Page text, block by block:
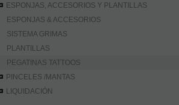
ESPONJAS, ACCESORIOS Y PLANTILLAS
ESPONJAS & ACCESORIOS
SISTEMA GRIMAS
PLANTILLAS
PEGATINAS TATTOOS
PINCELES /MANTAS
LIQUIDACIÓN